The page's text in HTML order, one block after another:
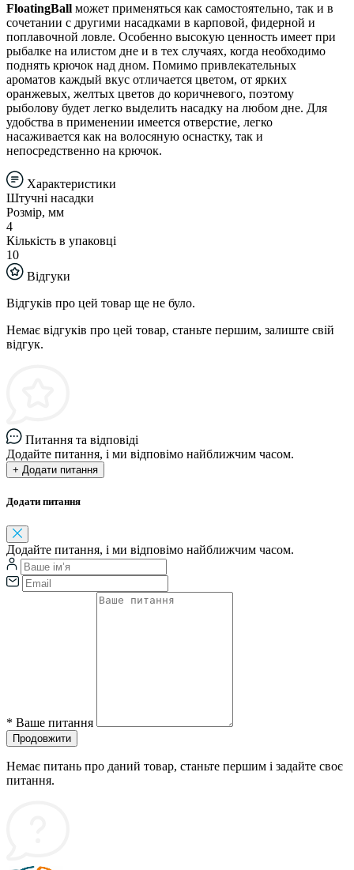
FloatingBall может применяться как самостоятельно, так и в
сочетании с другими насадками в карповой, фидерной и
поплавочной ловле. Особенно высокую ценность имеет при
рыбалке на илистом дне и в тех случаях, когда необходимо
поднять крючок над дном. Помимо привлекательных
ароматов каждый вкус отличается цветом, от ярких
оранжевых, желтых цветов до коричневого, поэтому
рыболову будет легко выделить насадку на любом дне. Для
удобства в применении имеется отверстие, легко
насаживается как на волосяную оснастку, так и
непосредственно на крючок.
Характеристики
Штучні насадки
Розмір, мм
4
Кількість в упаковці
10
Відгуки
Відгуків про цей товар ще не було.
Немає відгуків про цей товар, станьте першим, залиште свій
відгук.
Питання та відповіді
Додайте питання, і ми відповімо найближчим часом.
+ Додати питання
Додати питання
Додайте питання, і ми відповімо найближчим часом.
* Ваше питання
Продовжити
Немає питань про даний товар, станьте першим і задайте своє
питання.